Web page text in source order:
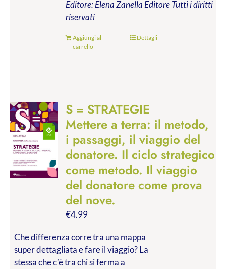
Editore: Elena Zanella EditoreTutti i diritti
riservati
Aggiungi al
carrello
Dettagli
S = STRATEGIE
Mettere a terra: il metodo,
i passaggi, il viaggio del
donatore. Il ciclo strategico
come metodo. Il viaggio
del donatore come prova
del nove.
€4.99
Che differenza corre tra una mappa
super dettagliata e fare il viaggio? La
stessa che c’è tra chi si ferma a